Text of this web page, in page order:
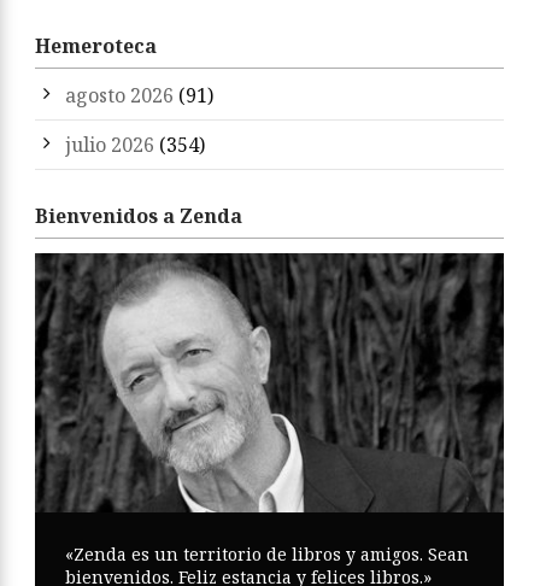
Hemeroteca
agosto 2026 (91)
julio 2026 (354)
Bienvenidos a Zenda
«Zenda es un territorio de libros y amigos. Sean
bienvenidos. Feliz estancia y felices libros.»